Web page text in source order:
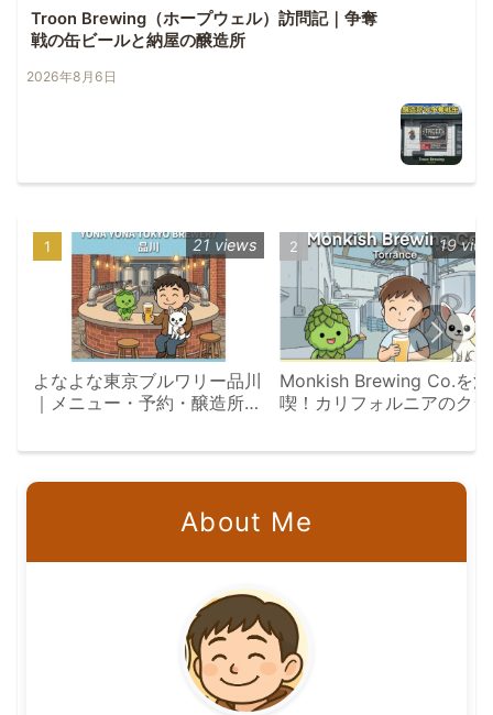
Troon Brewing（ホープウェル）訪問記｜争奪
戦の缶ビールと納屋の醸造所
2026年8月6日
よなよな東京ブルワリー品川
｜メニュー・予約・醸造所見
21 views
Monkish Brewing Co.を満
喫！カリフォルニアのク
19
About Me